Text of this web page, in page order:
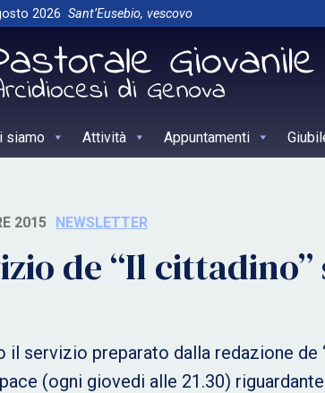
2026 Sant’Eusebio, vescovo
siamo Attività Appuntamenti
2015 NEWSLETTER
de “Il
il servizio preparato dalla redazione de
(ogni giovedi alle 21.30)